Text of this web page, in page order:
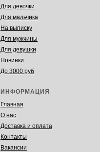
Для девочки
Для мальчика
На выписку
Для мужчины
Для девушки
Новинки
До 3000 руб
ИНФОРМАЦИЯ
Главная
О нас
Доставка и оплата
Контакты
Вакансии